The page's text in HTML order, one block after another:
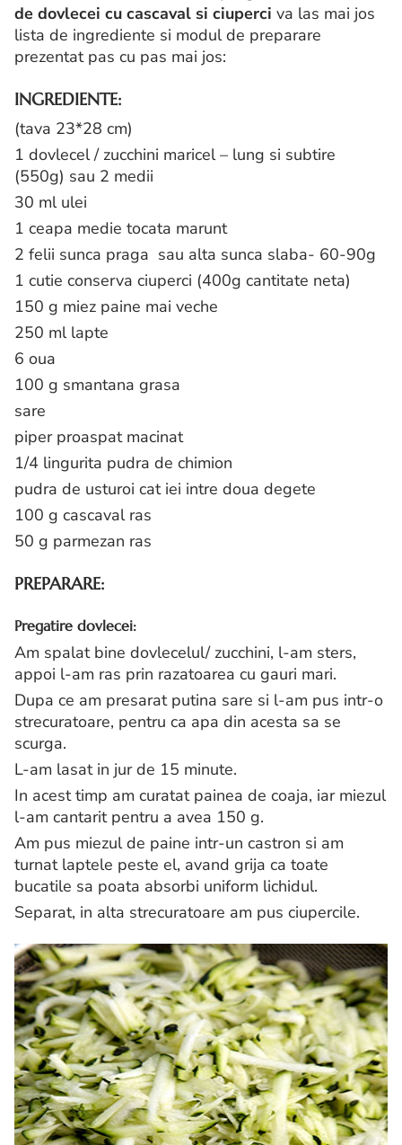
de dovlecei cu cascaval si ciuperci va las mai jos
lista de ingrediente si modul de preparare
prezentat pas cu pas mai jos:
INGREDIENTE:
(tava 23*28 cm)
1 dovlecel / zucchini maricel – lung si subtire
(550g) sau 2 medii
30 ml ulei
1 ceapa medie tocata marunt
2 felii sunca praga sau alta sunca slaba- 60-90g
1 cutie conserva ciuperci (400g cantitate neta)
150 g miez paine mai veche
250 ml lapte
6 oua
100 g smantana grasa
sare
piper proaspat macinat
1/4 lingurita pudra de chimion
pudra de usturoi cat iei intre doua degete
100 g cascaval ras
50 g parmezan ras
PREPARARE:
Pregatire dovlecei:
Am spalat bine dovlecelul/ zucchini, l-am sters,
appoi l-am ras prin razatoarea cu gauri mari.
Dupa ce am presarat putina sare si l-am pus intr-o
strecuratoare, pentru ca apa din acesta sa se
scurga.
L-am lasat in jur de 15 minute.
In acest timp am curatat painea de coaja, iar miezul
l-am cantarit pentru a avea 150 g.
Am pus miezul de paine intr-un castron si am
turnat laptele peste el, avand grija ca toate
bucatile sa poata absorbi uniform lichidul.
Separat, in alta strecuratoare am pus ciupercile.